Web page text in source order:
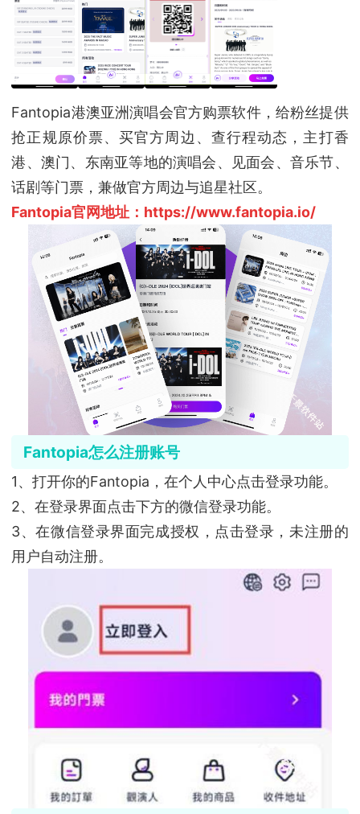
Fantopia港澳亚洲演唱会官方购票软件，给粉丝提供
抢正规原价票、买官方周边、查行程动态，主打香
港、澳门、东南亚等地的演唱会、见面会、音乐节、
话剧等门票，兼做官方周边与追星社区。
Fantopia官网地址：https://www.fantopia.io/
Fantopia怎么注册账号
1、打开你的Fantopia，在个人中心点击登录功能。
2、在登录界面点击下方的微信登录功能。
3、在微信登录界面完成授权，点击登录，未注册的
用户自动注册。